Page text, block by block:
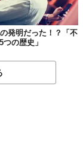
発明だった！？「不
の歴史」